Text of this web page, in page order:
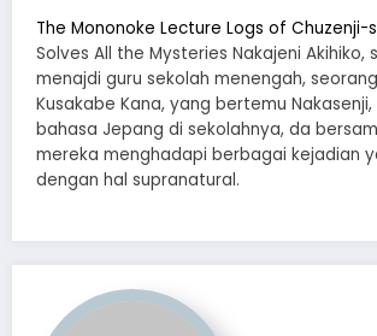
The Mononoke Lecture Logs of Chuzenji-
Solves All the Mysteries Nakajeni Akihiko,
menajdi guru sekolah menengah,
Kusakabe Kana, yang bertemu
bahasa Jepang di sekolahnya, da
mereka menghadapi berbagai kejadian
dengan hal supranatural.